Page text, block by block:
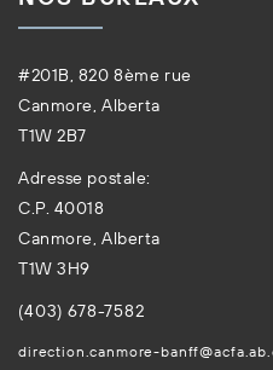
#201B, 820 8ème rue
Canmore, Alberta
T1W 2B7
Adresse postale:
C.P. 40018
Canmore, Alberta
T1W 3H9
(403) 678-7582
direction.canmore-